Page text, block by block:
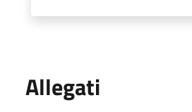
Allegati